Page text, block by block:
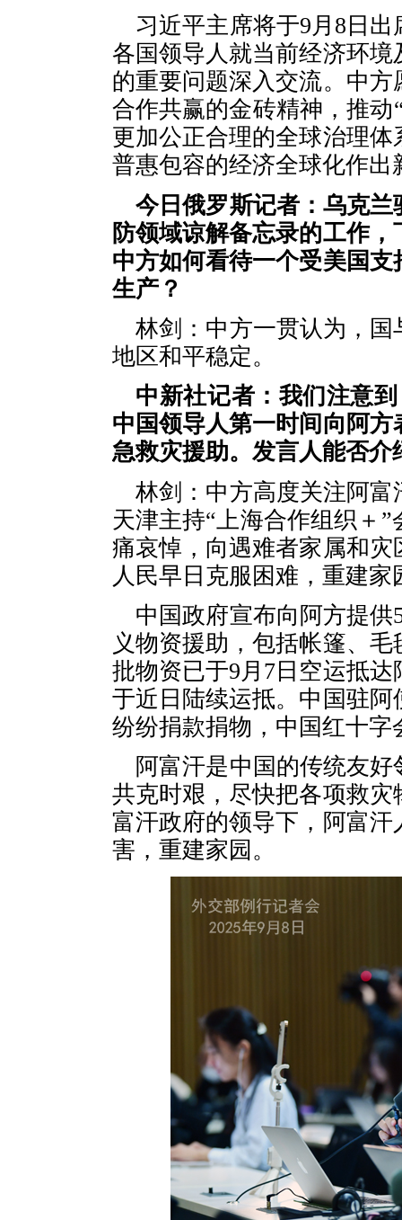
习近平主席将于9月8日
各国领导人就当前经济环
的重要问题深入交流。中
合作共赢的金砖精神，推
更加公正合理的全球治理
普惠包容的经济全球化作出
今日俄罗斯记者：乌克
防领域谅解备忘录的工作
中方如何看待一个受美国
生产？
林剑：中方一贯认为，
地区和平稳定。
中新社记者：我们注意
中国领导人第一时间向阿
急救灾援助。发言人能否介
林剑：中方高度关注阿
天津主持“上海合作组织＋
痛哀悼，向遇难者家属和
人民早日克服困难，重建家
中国政府宣布向阿方提
义物资援助，包括帐篷、
批物资已于9月7日空运抵
于近日陆续运抵。中国驻
纷纷捐款捐物，中国红十
阿富汗是中国的传统友
共克时艰，尽快把各项救
富汗政府的领导下，阿富
害，重建家园。